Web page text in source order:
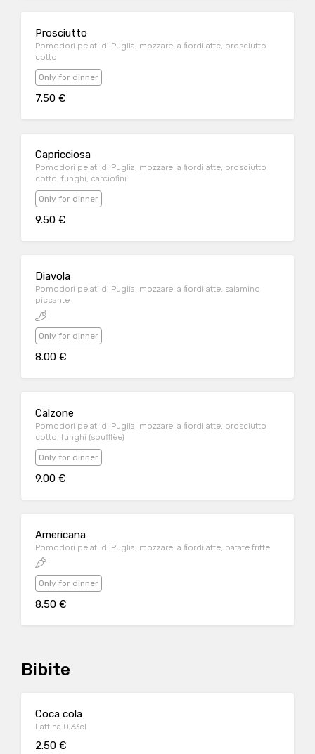
Prosciutto
Pomodori pelati di Puglia, mozzarella fiordilatte, prosciutto
cotto
Only for dinner
7.50 €
Capricciosa
Pomodori pelati di Puglia, mozzarella fiordilatte, prosciutto
cotto, funghi, carciofini
Only for dinner
9.50 €
Diavola
Pomodori pelati di Puglia, mozzarella fiordilatte, salamino
piccante
Only for dinner
8.00 €
Calzone
Pomodori pelati di Puglia, mozzarella fiordilatte, prosciutto
cotto, funghi (soufflèe)
Only for dinner
9.00 €
Americana
Pomodori pelati di Puglia, mozzarella fiordilatte, patate fritte
Only for dinner
8.50 €
Bibite
Coca cola
Lattina 0,33cl
2.50 €